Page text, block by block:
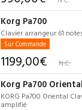
Korg Pa700
Clavier arrangeur 61
Sur Commande
1199,00€ N.C.
Korg Pa700 Oriental
KORG Pa700 Oriental
amplifié